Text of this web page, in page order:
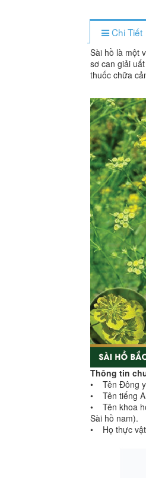
Chi Tiết
Sài hồ là một
sơ can giải
thuốc chữa
Thông tin
• Tên Đông
• Tên tiếng
• Tên khoa
Sài hồ nam).
• Họ thực